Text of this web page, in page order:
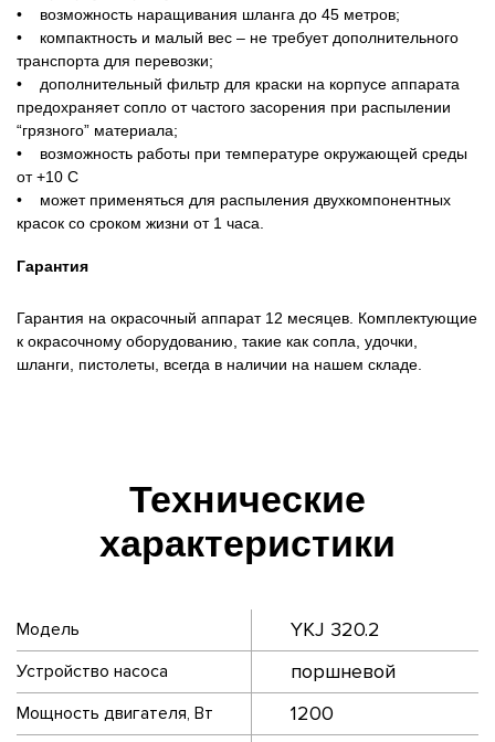
• возможность наращивания шланга до 45 метров;
• компактность и малый вес – не требует дополнительного
транспорта для перевозки;
• дополнительный фильтр для краски на корпусе аппарата
предохраняет сопло от частого засорения при распылении
“грязного” материала;
• возможность работы при температуре окружающей среды
от +10 С
• может применяться для распыления двухкомпонентных
красок со сроком жизни от 1 часа.
Гарантия
Гарантия на окрасочный аппарат 12 месяцев. Комплектующие
к окрасочному оборудованию, такие как сопла, удочки,
шланги, пистолеты, всегда в наличии на нашем складе.
Технические
характеристики
Модель YKJ 320.2
Устройство насоса поршневой
Мощность двигателя, Вт 1200